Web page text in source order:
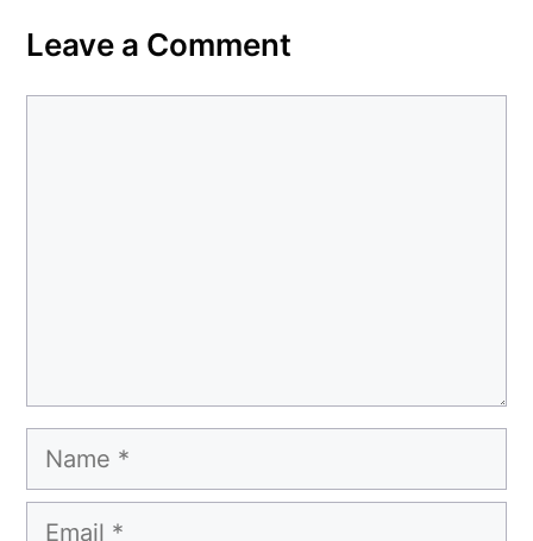
Leave a Comment
Name
Email